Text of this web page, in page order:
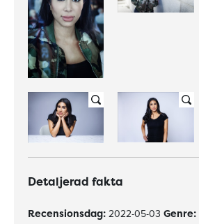
Detaljerad fakta
Recensionsdag: 2022-05-03 Genre: